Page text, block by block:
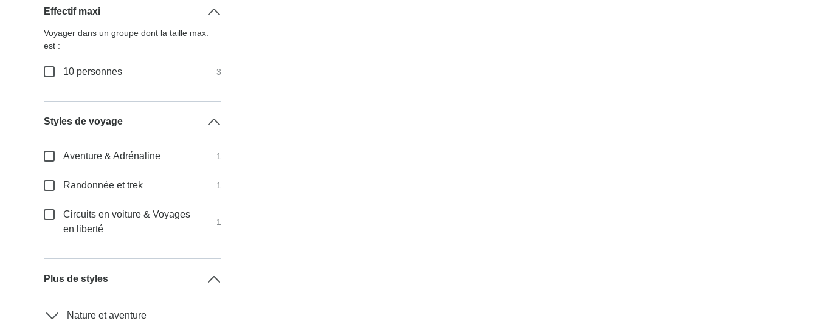
Effectif maxi
Voyager dans un groupe dont la taille max.
est :
10 personnes 3
Styles de voyage
Aventure & Adrénaline 1
Randonnée et trek 1
Circuits en voiture & Voyages
en liberté
1
Plus de styles
Nature et aventure